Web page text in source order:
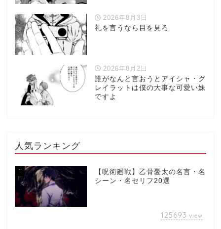
2026年8月3日
礼を言うなら目を見ろ
2026年8月2日
誰がなんと言おうとアイシャ・グ
レイラットは僕の大事な可愛い妹
ですよ
人気ランキング
1
【呪術廻戦】乙骨憂太の名言・名
シーン・名セリフ20選
125693 view